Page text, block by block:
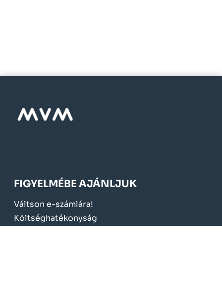
FIGYELMÉBE AJÁNLJUK
Váltson e-számlára!
Költséghatékonyság